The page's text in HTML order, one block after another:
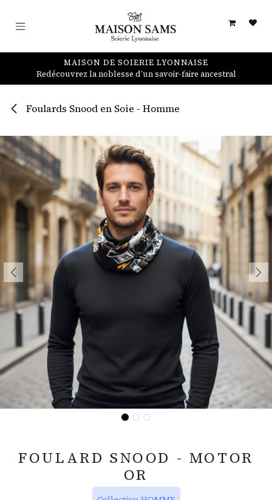
MAISON DE SOIERIE LYONNAISE
Redécouvrez la noblesse d’un savoir-faire ancestral
Foulards Snood en Soie - Homme
FOULARD SNOOD - MOTOR
OR